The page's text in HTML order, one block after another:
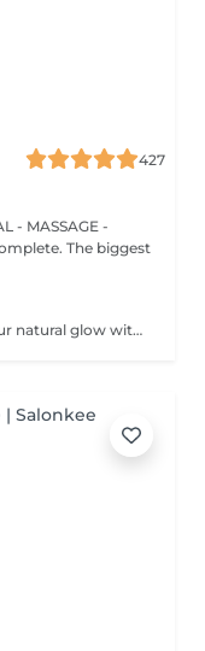
427
- MASSAGE -
The biggest
Myoplastic face massage - rediscover your natural glow with the deeply rejuvenating myoplastic face massage. This unique technique works not only on the surface of your skin but also on the deeper layers of muscles and fascia. Through precise, sculpting movements, it releases tension, improves circulation, and restores elasticity. The result? A lifted, defined, and radiant look that feels as refreshing as it appears. Every session is like a reset for your face leaving you looking youthful, relaxed, and glowing with vitality. Buccal face massage - is one of the most exclusive beauty treatments loved by celebrities worldwide. Performed both outside and inside the mouth, it targets the deepest facial muscles that are rarely activated. This powerful technique relieves jaw tension, sculpts cheekbones, plumps lips naturally, and improves lymphatic drainage. The result is a beautifully contoured, youthful face with a radiant, healthy glow. After just one session, you'll feel lighter, fresher, and more confident. This is an experience that goes beyond beauty, reaching harmony and balance. Express face massage is designed for those who value their time while expecting visible, refined results. This 30-minute lifting massage focuses on precise muscle stimulation to restore facial tone, improve skin firmness, and redefine the natural facial contour. The treatment helps reduce visible signs of fatigue while stimulating microcirculation, allowing the skin to regain a fresh, radiant, and naturally healthy glow. Perfect as an additional boost to your body massage for complete relaxation and rejuvenation. Important: This treatment is available only as an add-on to any body massage and cannot be booked as a standalone service.